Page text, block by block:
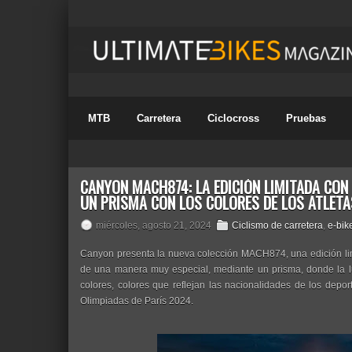
MTB Carretera Ciclocross Pruebas
CANYON MACH874: LA EDICIÓN LIMITADA
UN PRISMA CON LOS COLORES DE LOS
miércoles, agosto 21, 2024 Ciclismo de carretera, e-
Canyon presenta la nueva colección MACH874, una edición
de una manera muy especial, mediante un prisma, donde
colores, colores que reflejan las nacionalidades de los
Olimpiadas de París 2024.